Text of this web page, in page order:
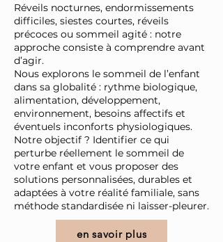
Réveils nocturnes, endormissements
difficiles, siestes courtes, réveils
précoces ou sommeil agité : notre
approche consiste à comprendre avant
d’agir.
Nous explorons le sommeil de l’enfant
dans sa globalité : rythme biologique,
alimentation, développement,
environnement, besoins affectifs et
éventuels inconforts physiologiques.
Notre objectif ? Identifier ce qui
perturbe réellement le sommeil de
votre enfant et vous proposer des
solutions personnalisées, durables et
adaptées à votre réalité familiale, sans
méthode standardisée ni laisser-pleurer.
en savoir plus